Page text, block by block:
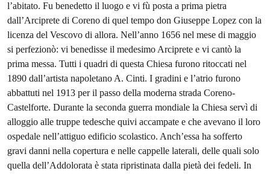
l’abitato. Fu benedetto il luogo e vi fù posta a prima pietra
dall’Arciprete di Coreno di quel tempo don Giuseppe Lopez con la
licenza del Vescovo di allora. Nell’anno 1656 nel mese di maggio
si perfezionò: vi benedisse il medesimo Arciprete e vi cantò la
prima messa. Tutti i quadri di questa Chiesa furono ritoccati nel
1890 dall’artista napoletano A. Cinti. I gradini e l’atrio furono
abbattuti nel 1913 per il passo della moderna strada Coreno-
Castelforte. Durante la seconda guerra mondiale la Chiesa servì di
alloggio alle truppe tedesche quivi accampate e che avevano il loro
ospeda­le nell’attiguo edificio scolastico. Anch’essa ha sofferto
gravi danni nella copertura e nelle cappelle laterali, delle quali solo
quella dell’Addolorata è stata ripristinata dalla pietà dei fedeli. In